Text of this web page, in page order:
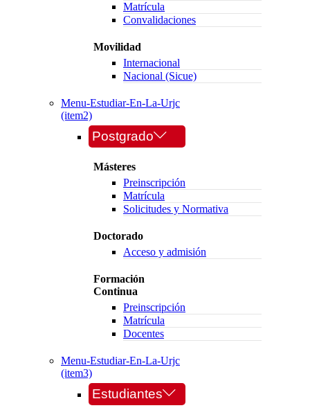
Matrícula
Convalidaciones
Movilidad
Internacional
Nacional (Sicue)
Menu-Estudiar-En-La-Urjc
(item2)
Postgrado
Másteres
Preinscripción
Matrícula
Solicitudes y Normativa
Doctorado
Acceso y admisión
Formación
Continua
Preinscripción
Matrícula
Docentes
Menu-Estudiar-En-La-Urjc
(item3)
Estudiantes